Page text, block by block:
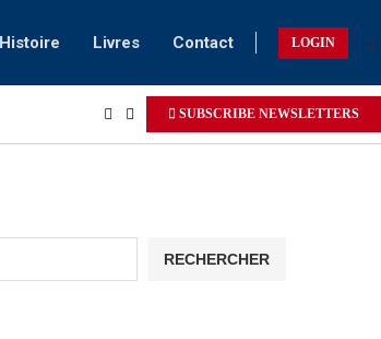
Histoire Livres Contact LOGIN
SUBSCRIBE NEWSLETTERS
RECHERCHER